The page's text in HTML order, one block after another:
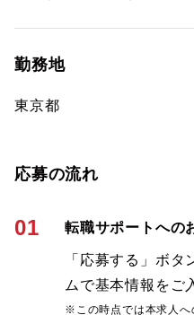
勤務地
東京都
応募の流れ
01 転職サポートへの
「応募する」ボ
ムで基本情報をご
※この時点では本求人へ